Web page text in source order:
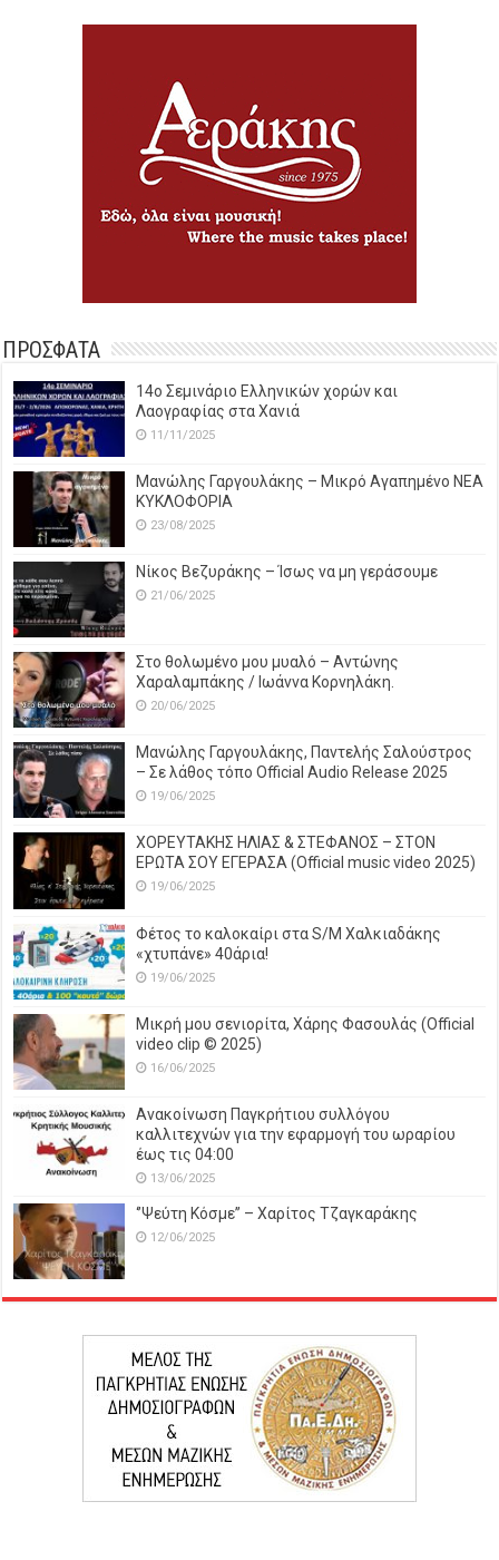
ΠΡΟΣΦΑΤΑ
14o Σεμινάριο Ελληνικών χορών και
Λαογραφίας στα Χανιά
11/11/2025
Μανώλης Γαργουλάκης – Μικρό Αγαπημένο NEΑ
ΚΥΚΛΟΦΟΡΙΑ
23/08/2025
Νίκος Βεζυράκης – Ίσως να μη γεράσουμε
21/06/2025
Στο θολωμένο μου μυαλό – Αντώνης
Χαραλαμπάκης / Ιωάννα Κορνηλάκη.
20/06/2025
Μανώλης Γαργουλάκης, Παντελής Σαλούστρος
– Σε λάθος τόπο Official Audio Release 2025
19/06/2025
ΧΟΡΕΥΤΑΚΗΣ ΗΛΙΑΣ & ΣΤΕΦΑΝΟΣ – ΣΤΟΝ
ΕΡΩΤΑ ΣΟΥ ΕΓΕΡΑΣΑ (Official music video 2025)
19/06/2025
Φέτος το καλοκαίρι στα S/M Χαλκιαδάκης
«χτυπάνε» 40άρια!
19/06/2025
Μικρή μου σενιορίτα, Χάρης Φασουλάς (Official
video clip © 2025)
16/06/2025
Ανακοίνωση Παγκρήτιου συλλόγου
καλλιτεχνών για την εφαρμογή του ωραρίου
έως τις 04:00
13/06/2025
‘’Ψεύτη Κόσμε’’ – Χαρίτος Τζαγκαράκης
12/06/2025